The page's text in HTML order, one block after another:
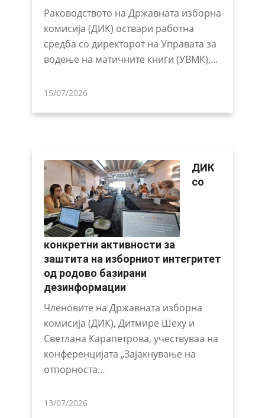
Раководството на Државната изборна
комисија (ДИК) оствари работна
средба со директорот на Управата за
водење на матичните книги (УВМК),…
15/07/2026
ДИК
со
конкретни активности за
заштита на изборниот интегритет
од родово базирани
дезинформации
Членовите на Државната изборна
комисија (ДИК), Дитмире Шеху и
Светлана Карапетрова, учествуваа на
конференцијата „Зајакнување на
отпорноста…
13/07/2026